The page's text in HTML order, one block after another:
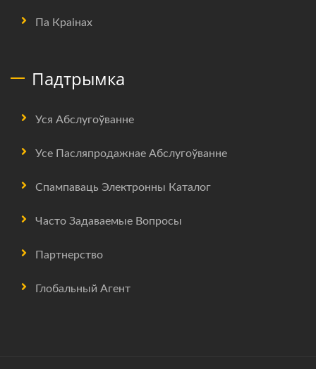
Па Краінах
Падтрымка
Уся Абслугоўванне
Усе Пасляпродажнае Абслугоўванне
Спампаваць Электронны Каталог
Часто Задаваемые Вопросы
Партнерство
Глобальный Агент